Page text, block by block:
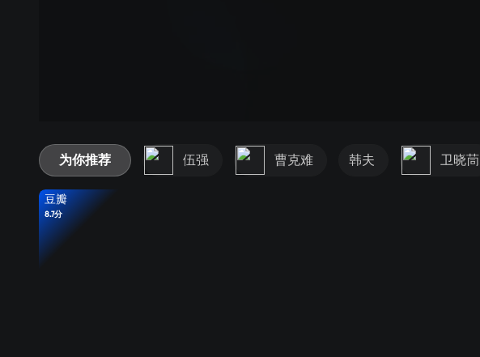
为你推荐 伍强 曹克难 韩夫 卫晓茼
豆瓣
8.7分